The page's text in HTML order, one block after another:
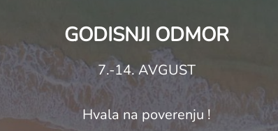
GODISNJI ODMOR
7.-14. AVGUST
Hvala na poverenju !